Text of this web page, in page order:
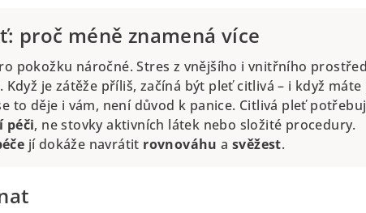
proč méně znamená více
pokožku náročné. Stres z vnějšího i vnitřního
je zátěže příliš, začíná být pleť citlivá – i když máte
to děje i vám, není důvod k panice. Citlivá pleť
péči, ne stovky aktivních látek nebo složité procedury.
jí dokáže navrátit rovnováhu asvěžest.